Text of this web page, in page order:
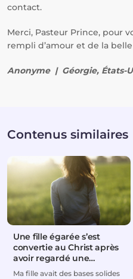
contact.
Merci, Pasteur Prince, pour
rempli d’amour et de la
Anonyme | Géorgie, États-
Contenus similaires
Une fille égarée s’est
convertie au Christ après
avoir regardé une
émission télévisée
Ma fille avait des bases solides